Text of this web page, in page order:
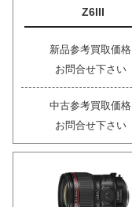
Z6III
新品参考買取価格
お問合せ下さい
中古参考買取価格
お問合せ下さい